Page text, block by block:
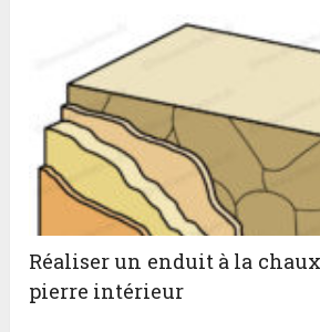
Réaliser un enduit à la
pierre intérieur